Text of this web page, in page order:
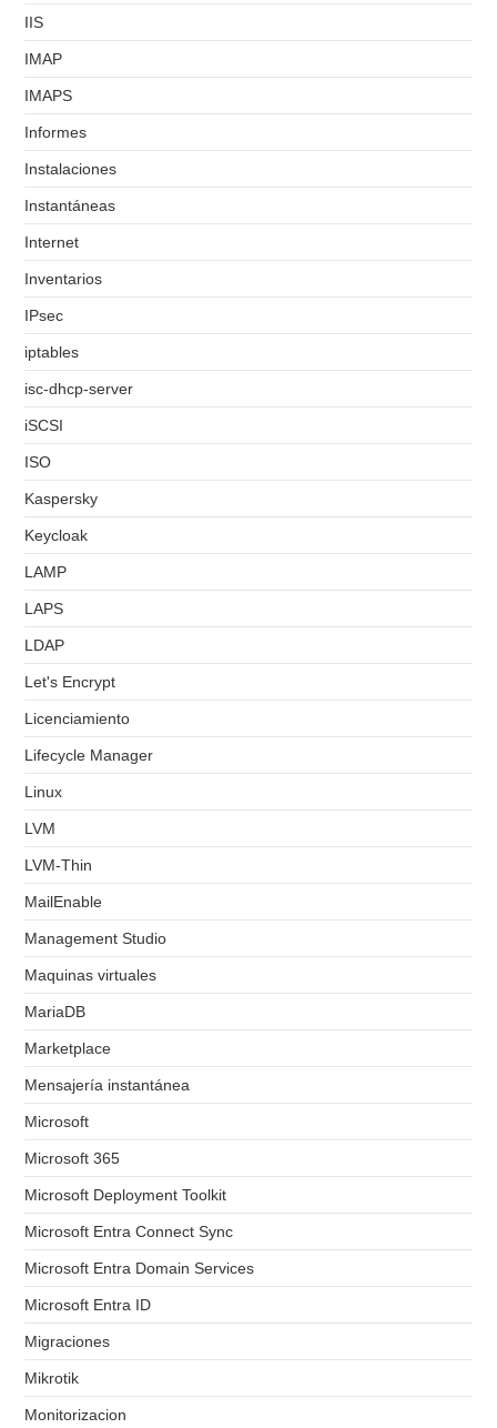
IIS
IMAP
IMAPS
Informes
Instalaciones
Instantáneas
Internet
Inventarios
IPsec
iptables
isc-dhcp-server
iSCSI
ISO
Kaspersky
Keycloak
LAMP
LAPS
LDAP
Let's Encrypt
Licenciamiento
Lifecycle Manager
Linux
LVM
LVM-Thin
MailEnable
Management Studio
Maquinas virtuales
MariaDB
Marketplace
Mensajería instantánea
Microsoft
Microsoft 365
Microsoft Deployment Toolkit
Microsoft Entra Connect Sync
Microsoft Entra Domain Services
Microsoft Entra ID
Migraciones
Mikrotik
Monitorizacion